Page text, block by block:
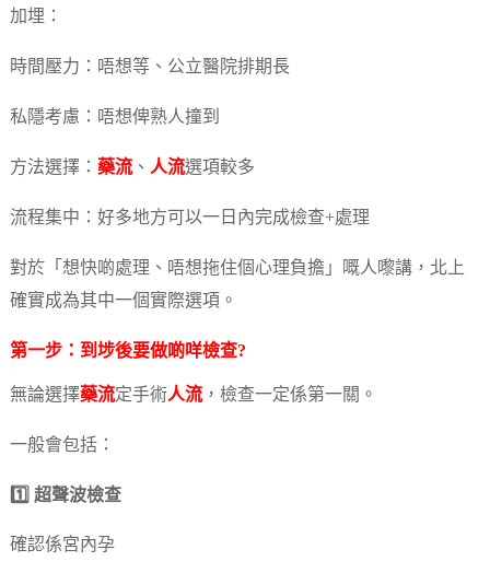
加埋：
時間壓力：唔想等、公立醫院排期長
私隱考慮：唔想俾熟人撞到
方法選擇： 藥流、 人流選項較多
流程集中：好多地方可以一日內完成檢查+處理
對於「想快啲處理、唔想拖住個心理負擔」嘅人嚟講，北上
確實成為其中一個實際選項。
第一步：到埗後要做啲咩檢查?
無論選擇藥流定手術人流，檢查一定係第一關。
一般會包括：
1️⃣ 超聲波檢查
確認係宮內孕